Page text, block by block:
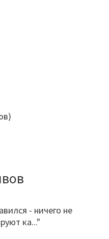
- ничего не
ка..."